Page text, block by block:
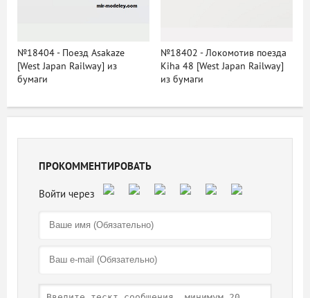
№18404 - Поезд Asakaze
[West Japan Railway] из
бумаги
№18402 - Локомотив поезда
Kiha 48 [West Japan Railway]
из бумаги
ПРОКОММЕНТИРОВАТЬ